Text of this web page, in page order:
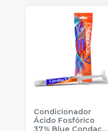
Condicionador
Ácido Fosfórico
37% Blue Condac-